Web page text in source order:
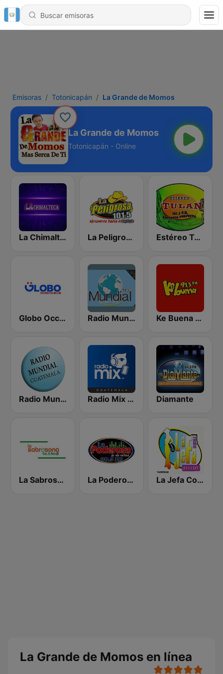
Emisoras Totonicapán La Grande de Momos
La Grande de Momos
Totonicapán - Online
La Chimalteca Radio La Peligrosa Oriente Estéreo Tulán
Globo Occidente Radio Mundial Ke Buena 91.3 FM
Radio Mundial 700 AM Radio Mix Guatemala Diamante
La Sabrosona La Poderosa 90.5 FM La Jefa Coatepeque
La Grande de Momos en línea